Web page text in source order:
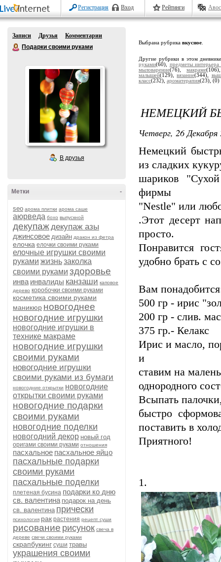
Регистрация Вход Рейтинги
Записи Друзья
Комментарии
Подарки своими руками
В друзья
-
Метки
seo арома плитки арома саше
аюрведа бохо выпускной
декупаждекупаж азы
джинсовое дизайн дракон из фетра
елочка елочки своими руками
елочные игрушки своими
руками жизньзаколка
своими руками здоровье
инва инвалиды канзаши каповое
дерево коробочки своими руками
косметика своими руками
маникюр новогоднее
новогодние игрушки
новогодние игрушки в
технике макраме
новогодние игрушки
своими руками
новогодние игрушки
своими руками из бумаги
новогодние открытки новогодние
открытки своими руками
новогодние подарки
своими руками
новогодние поделки
новогодний декор новый год
оригами своими руками отношения
пасхальное пасхальное яйцо
пасхальные подарки
своими руками
пасхальные поделки
плетеная бусина подарки ко дню
св. валентина подарок на день
св. валентина прически
психология рак растения рецепт суши
рисование рисунок свеча в
дереве свечи своими руками
скрапбукинг суши травы
украшения своими
Выбрана рубрика вкусное
Другие рубрики в этом
руками(60), предметы
мыловарение(76),макраме
малышей(129),вязание(344),
класс(232), ароматерапия(23), (0)
НЕМЕЦКИЙ
Четверг, 26
Немецкий
из сладких
шариков
фирмы
"Nestle" или
.Этот десерт
просто.
Понравится
удобно брать с
Вам
500 гр - ирис
200 гр - слив.
375 гр.- Келакс
Ирис и масло,
и
ставим на
однородного
Всыпать
быстро
поставить в
Приятного!
1.